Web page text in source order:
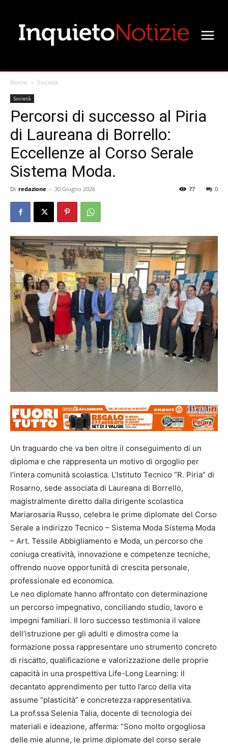
Home Società
Società
Percorsi di successo al Piria
di Laureana di Borrello:
Eccellenze al Corso Serale
Sistema Moda.
Di redazione - 30 Giugno 2026 0
77
Un traguardo che va ben oltre il conseguimento di un
diploma e che rappresenta un motivo di orgoglio per
l’intera comunità scolastica. L’Istituto Tecnico “R. Piria” di
Rosarno, sede associata di Laureana di Borrello,
magistralmente diretto dalla dirigente scolastica
Mariarosaria Russo, celebra le prime diplomate del Corso
Serale a indirizzo Tecnico – Sistema Moda Sistema Moda
– Art. Tessile Abbigliamento e Moda, un percorso che
coniuga creatività, innovazione e competenze tecniche,
offrendo nuove opportunità di crescita personale,
professionale ed economica.
Le neo diplomate hanno affrontato con determinazione
un percorso impegnativo, conciliando studio, lavoro e
impegni familiari. Il loro successo testimonia il valore
dell’istruzione per gli adulti e dimostra come la
formazione possa rappresentare uno strumento concreto
di riscatto, qualificazione e valorizzazione delle proprie
capacità in una prospettiva Life-Long Learning: il
decantato apprendimento per tutto l’arco della vita
assume “plasticità” e concretezza rappresentativa.
La prof.ssa Selenia Talia, docente di tecnologia dei
materiali e ideazione, afferma: “Sono molto orgogliosa
delle mie alunne, le prime diplomate del corso serale